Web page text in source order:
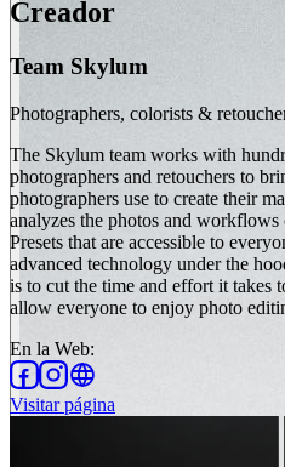
Creador
Team Skylum
Photographers, colorists &
The Skylum team works with
photographers and retouchers to
photographers use to create their
analyzes the photos and workflows
Presets that are accessible to
advanced technology under the
is to cut the time and effort it takes
allow everyone to enjoy photo
En la Web:
Visitar página